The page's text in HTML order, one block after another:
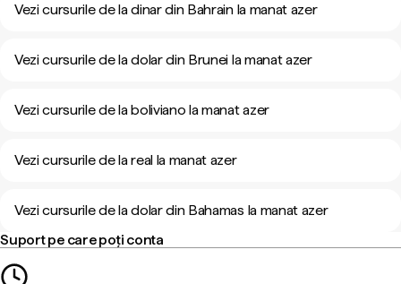
Vezi cursurile de la dinar din Bahrain la manat azer
Vezi cursurile de la dolar din Brunei la manat azer
Vezi cursurile de la boliviano la manat azer
Vezi cursurile de la real la manat azer
Vezi cursurile de la dolar din Bahamas la manat azer
Suport pe care poți conta